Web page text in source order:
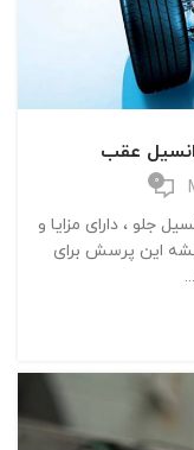
عقب
0
جلو ، دارای مزایا و
این پرسش برای